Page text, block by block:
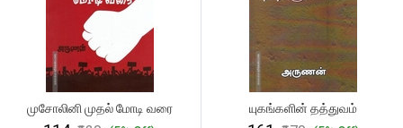
முசோலினி முதல் மோடி வரை யுகங்களின் தத்துவம்